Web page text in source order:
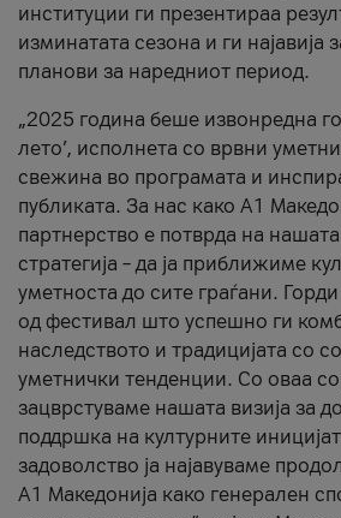
институции ги презентираа
изминатата сезона и ги најавија
планови за наредниот период.
„2025 година беше извонредна
лето’, исполнета со врвни
свежина во програмата и
публиката. За нас како A1
партнерство е потврда на
стратегија – да ја приближиме
уметноста до сите граѓани.
од фестивал што успешно ги
наследството и традицијата со
уметнички тенденции. Со оваа
зацврстуваме нашата визија за
поддршка на културните
задоволство ја најавуваме
A1 Македонија како генерален